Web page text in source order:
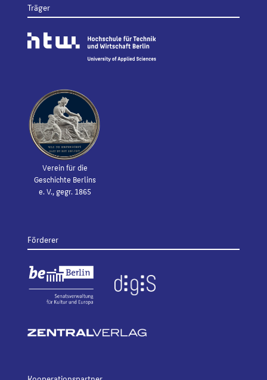
Träger
Verein für die
Geschichte Berlins
e. V., gegr. 1865
Förderer